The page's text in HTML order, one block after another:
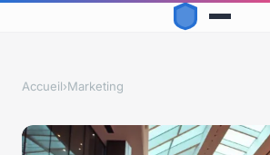
Accueil›Marketing